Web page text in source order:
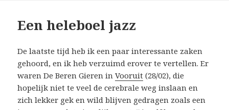
Een heleboel jazz
De laatste tijd heb ik een paar interessante zaken
gehoord, en ik heb verzuimd erover te vertellen. Er
waren De Beren Gieren inVooruit (28/02), die
hopelijk niet te veel de cerebrale weg inslaan en
zich lekker gek en wild blijven gedragen zoals een